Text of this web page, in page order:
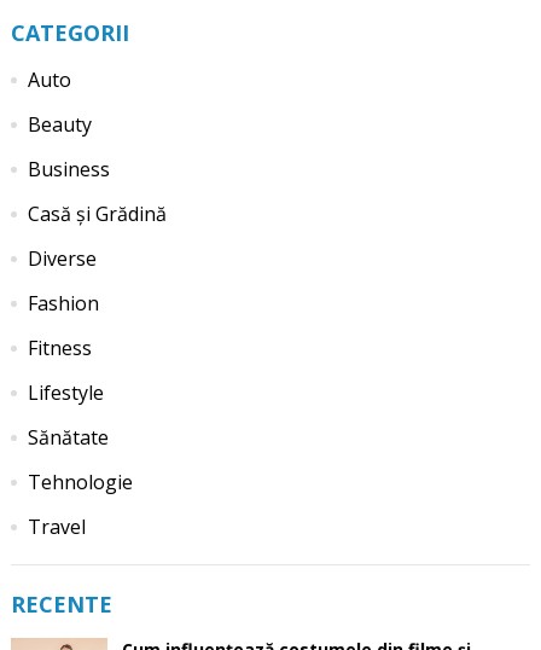
CATEGORII
Auto
Beauty
Business
Casă și Grădină
Diverse
Fashion
Fitness
Lifestyle
Sănătate
Tehnologie
Travel
RECENTE